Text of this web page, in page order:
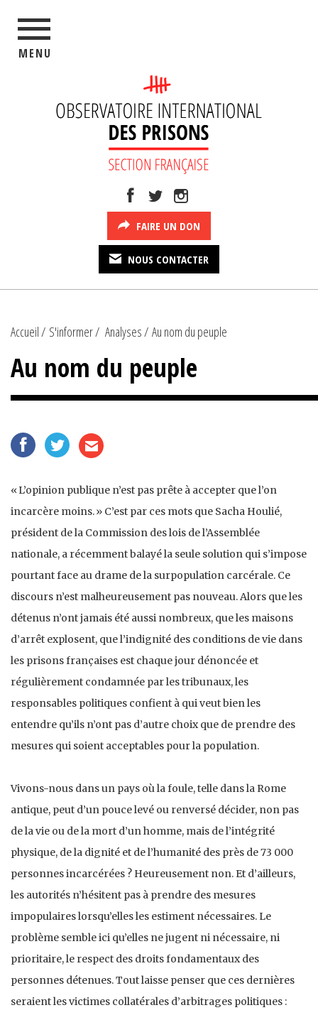
MENU
FAIRE UN DON
NOUS CONTACTER
Accueil S'informer Analyses Au nom du peuple
Au nom du peuple
« L’opinion publique n’est pas prête à accepter que l’on
incarcère moins. » C’est par ces mots que Sacha Houlié,
président de la Commission des lois de l’Assemblée
nationale, a récemment balayé la seule solution qui s’impose
pourtant face au drame de la surpopulation carcérale. Ce
discours n’est malheureusement pas nouveau. Alors que les
détenus n’ont jamais été aussi nombreux, que les maisons
d’arrêt explosent, que l’indignité des conditions de vie dans
les prisons françaises est chaque jour dénoncée et
régulièrement condamnée par les tribunaux, les
responsables politiques confient à qui veut bien les
entendre qu’ils n’ont pas d’autre choix que de prendre des
mesures qui soient acceptables pour la population.
Vivons-nous dans un pays où la foule, telle dans la Rome
antique, peut d’un pouce levé ou renversé décider, non pas
de la vie ou de la mort d’un homme, mais de l’intégrité
physique, de la dignité et de l’humanité des près de 73 000
personnes incarcérées ? Heureusement non. Et d’ailleurs,
les autorités n’hésitent pas à prendre des mesures
impopulaires lorsqu’elles les estiment nécessaires. Le
problème semble ici qu’elles ne jugent ni nécessaire, ni
prioritaire, le respect des droits fondamentaux des
personnes détenues. Tout laisse penser que ces dernières
seraient les victimes collatérales d’arbitrages politiques :